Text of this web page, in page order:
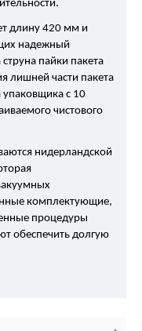
длину 420 мм и
надежный
пайки пакета
лишней части пакета
упаковщика с 10
чистового
нидерландской
комплектующие,
процедуры
обеспечить долгую